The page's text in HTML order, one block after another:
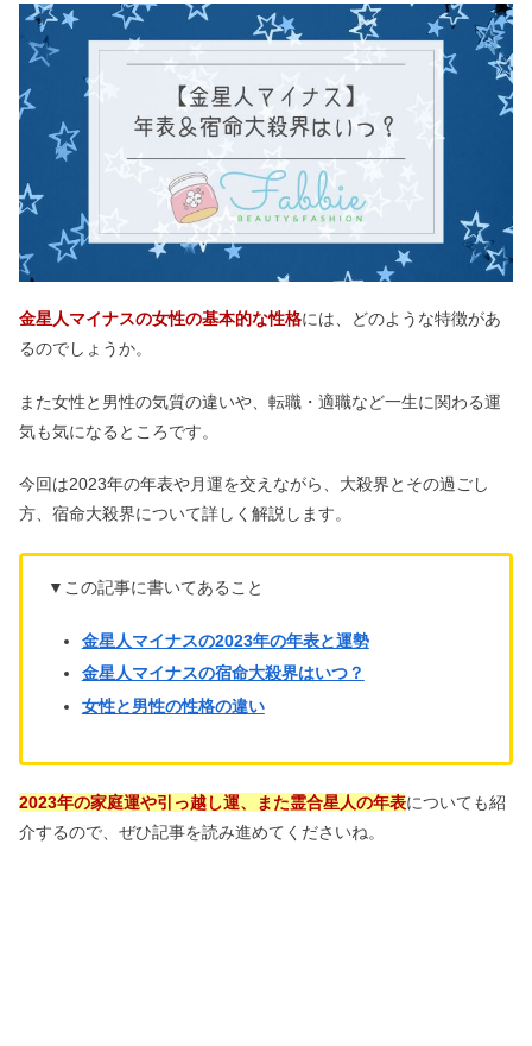
金星人マイナスの女性の基本的な性格には、どのような特徴があ
るのでしょうか。
また女性と男性の気質の違いや、転職・適職など一生に関わる運
気も気になるところです。
今回は2023年の年表や月運を交えながら、大殺界とその過ごし
方、宿命大殺界について詳しく解説します。
▼この記事に書いてあること
金星人マイナスの2023年の年表と運勢
金星人マイナスの宿命大殺界はいつ？
女性と男性の性格の違い
2023年の家庭運や引っ越し運、また霊合星人の年表についても紹
介するので、ぜひ記事を読み進めてくださいね。